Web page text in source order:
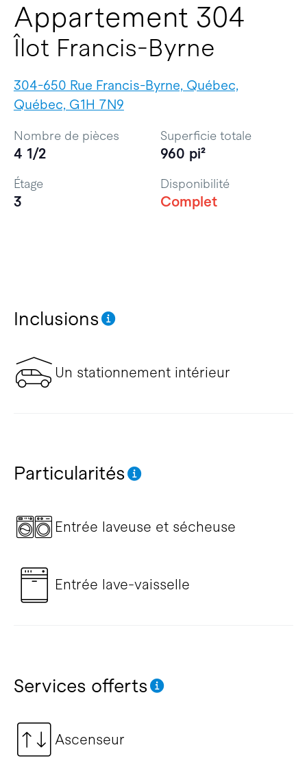
Appartement 304
Îlot Francis-Byrne
304-650 Rue Francis-Byrne, Québec,
Québec, G1H 7N9
Inclusions
Un stationnement intérieur
Particularités
Entrée laveuse et sécheuse
Entrée lave-vaisselle
Services offerts
Ascenseur
Nombre de pièces
4 1/2
Superficie totale
960 pi²
Étage
3
Disponibilité
Complet